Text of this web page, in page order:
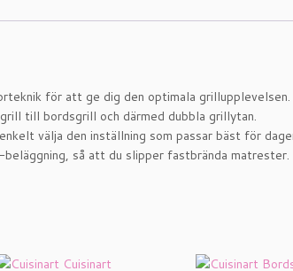
för att ge dig den optimala grillupplevelsen.
till bordsgrill och därmed dubbla grillytan.
välja den inställning som passar bäst för
så att du slipper fastbrända